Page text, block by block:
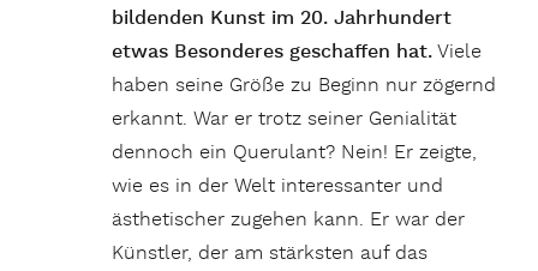
bildenden Kunst im 20. Jahrhundert
etwas Besonderes geschaffen hat.Viele
haben seine Größe zu Beginn nur zögernd
erkannt. War er trotz seiner Genialität
dennoch ein Querulant? Nein! Er zeigte,
wie es in der Welt interessanter und
ästhetischer zugehen kann. Er war der
Künstler, der am stärksten auf das